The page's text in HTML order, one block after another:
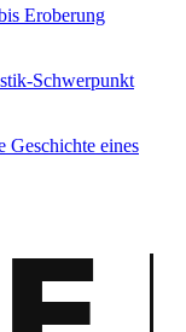
Eroberung
Schwerpunkt
Geschichte eines